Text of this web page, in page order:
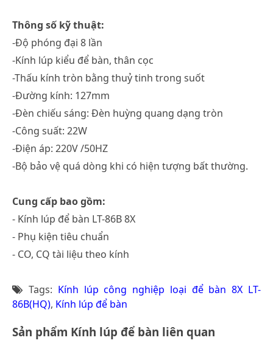
Thông số kỹ thuật:
-Độ phóng đại 8 lần
-Kính lúp kiểu để bàn, thân cọc
-Thấu kính tròn bằng thuỷ tinh trong suốt
-Đường kính: 127mm
-Đèn chiếu sáng: Đèn huỳng quang dạng tròn
-Công suất: 22W
-Điện áp: 220V /50HZ
-Bộ bảo vệ quá dòng khi có hiện tượng bất thường.
Cung cấp bao gồm:
- Kính lúp để bàn LT-86B 8X
- Phụ kiện tiêu chuẩn
- CO, CQ tài liệu theo kính
Tags: Kính lúp công nghiệp loại để bàn 8X LT-
86B(HQ), Kính lúp để bàn
Sản phẩm Kính lúp để bàn liên quan